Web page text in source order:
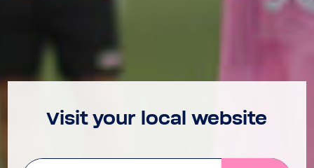
Visit your local website